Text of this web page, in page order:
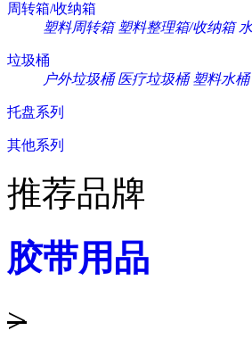
周转箱/收纳箱
塑料周转箱 塑料整理箱/收纳箱
垃圾桶
户外垃圾桶 医疗垃圾桶 塑料水桶
托盘系列
其他系列
推荐品牌
胶带用品
>